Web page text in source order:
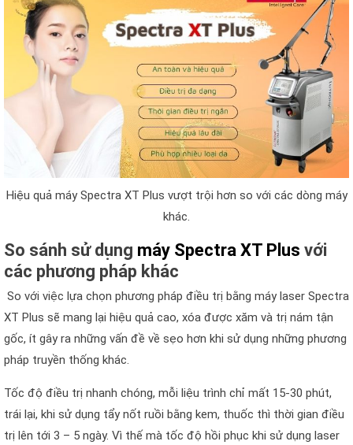
Hiệu quả máy Spectra XT Plus vượt trội hơn so với các dòng máy
khác.
So sánh sử dụng máy Spectra XT Plus với
các phương pháp khác
So với việc lựa chọn phương pháp điều trị bằng máy laser Spectra
XT Plus sẽ mang lại hiệu quả cao, xóa được xăm và trị nám tận
gốc, ít gây ra những vấn đề về sẹo hơn khi sử dụng những phương
pháp truyền thống khác.
Tốc độ điều trị nhanh chóng, mỗi liệu trình chỉ mất 15-30 phút,
trái lại, khi sử dụng tẩy nốt ruồi bằng kem, thuốc thì thời gian điều
trị lên tới 3 – 5 ngày. Vì thế mà tốc độ hồi phục khi sử dụng laser